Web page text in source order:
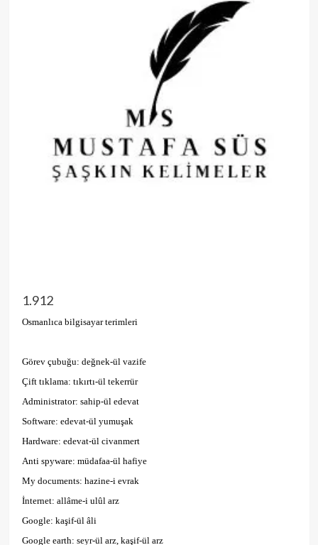
1.912
Osmanlıca bilgisayar terimleri
Görev çubuğu: değnek-ül vazife
Çift tıklama: tıkırtı-ül tekerrür
Administrator: sahip-ül edevat
Software: edevat-ül yumuşak
Hardware: edevat-ül civanmert
Anti spyware: müdafaa-ül hafiye
My documents: hazine-i evrak
İnternet: allâme-i ulûl arz
Google: kaşif-ül âli
Google earth: seyr-ül arz, kaşif-ül arz